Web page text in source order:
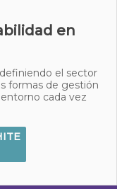
en
el sector
formas de gestión
cada vez